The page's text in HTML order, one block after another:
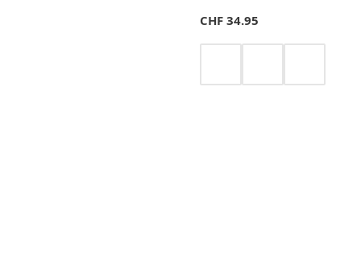
CHF 34.95